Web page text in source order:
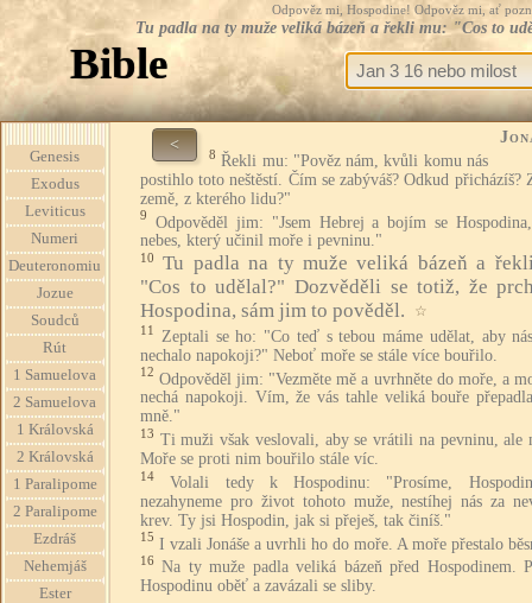
Odpověz mi, Hospodine! Odpověz mi, ať
Tu padla na ty muže veliká bázeň a řekli mu: "Cos to
Bible
Genesis
Exodus
Leviticus
Numeri
Deuteronomiu
Jozue
Soudců
Rút
1 Samuelova
2 Samuelova
1 Královská
2 Královská
1 Paralipome
2 Paralipome
Ezdráš
Nehemjáš
Ester
<
8 Řekli mu: "Pověz nám, kvůli komu nás
postihlo toto neštěstí. Čím se zabýváš? Odkud přicházíš?
země, z kterého lidu?"
9
Odpověděl jim: "Jsem Hebrej a bojím se
nebes, který učinil moře i pevninu."
10
Tu padla na ty muže veliká bázeň a
"Cos to udělal?" Dozvěděli se totiž, že
Hospodina, sám jim to pověděl.
☆
11
Zeptali se ho: "Co teď s tebou máme udělat, aby
nechalo napokoji?" Neboť moře se stále více bouřilo.
12 Odpověděl jim: "Vezměte mě a uvrhněte do moře, a
nechá napokoji. Vím, že vás tahle veliká bouře
mně."
13 Ti muži však veslovali, aby se vrátili na pevninu, ale
Moře se proti nim bouřilo stále víc.
14
Volali tedy k Hospodinu: "Prosíme,
nezahyneme pro život tohoto muže, nestíhej nás za
krev. Ty jsi Hospodin, jak si přeješ, tak činíš."
15 I vzali Jonáše a uvrhli ho do moře. A moře přestalo
16
Na ty muže padla veliká bázeň před Hospodinem.
Hospodinu oběť a zavázali se sliby.